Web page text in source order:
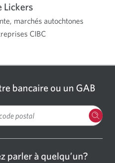
Lickers
marchés autochtones
CIBC
bancaire ou un GAB
parler à quelqu’un?